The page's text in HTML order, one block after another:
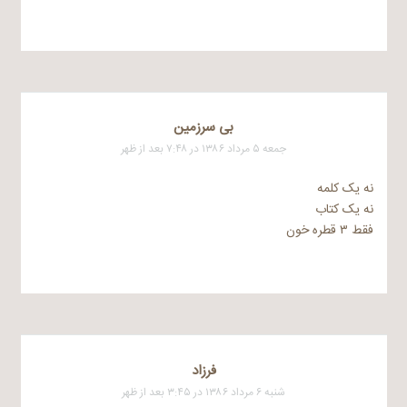
بی سرزمین
جمعه ۵ مرداد ۱۳۸۶ در ۷:۴۸ بعد از ظهر
نه یک کلمه
نه یک کتاب
فقط ۳ قطره خون
فرزاد
شنبه ۶ مرداد ۱۳۸۶ در ۳:۴۵ بعد از ظهر